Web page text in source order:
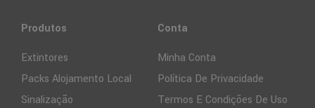
Produtos
Extintores
Packs Alojamento Local
Sinalização
Conta
Minha Conta
Política De Privacidade
Termos E Condições De Uso